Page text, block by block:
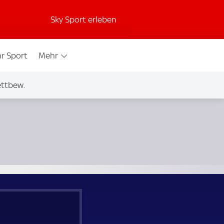
Sky Sport erleben
Sport Mehr